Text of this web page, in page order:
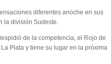
diferentes anoche en sus
la división Sudeste.
de la competencia, el Rojo de
Plata y tiene su lugar en la próxima